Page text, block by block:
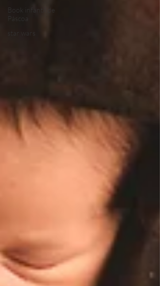
Book infantil de
Páscoa
star wars